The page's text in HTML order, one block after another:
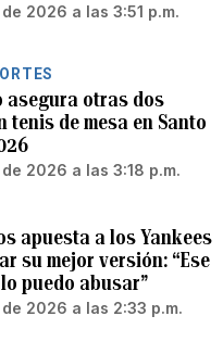
2026 a las 3:51 p.m.
asegura otras dos
tenis de mesa en Santo
2026 a las 3:18 p.m.
apuesta a los Yankees
su mejor versión: “Ese
lo puedo abusar”
2026 a las 2:33 p.m.